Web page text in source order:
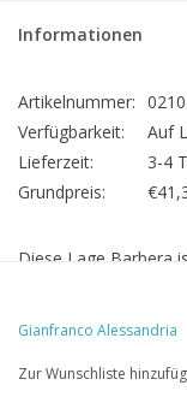
Informationen
Artikelnummer:
Verfügbarkeit:
Auf
Lieferzeit:
3-4
Grundpreis:
Diese Lage Barbera
dunkle Früchte und
kann sie jetzt trinken
Gianfranco Alessandria
Zur Wunschliste